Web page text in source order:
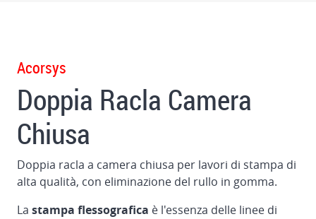
nelle
stampanti
Sistema
automatico
di
oscuramento
e
Acorsys
Doppia Racla Camera
Chiusa
Doppia racla a camera chiusa per lavori di stampa di
alta qualità, con eliminazione del rullo in gomma.
La stampa flessografica è l'essenza delle linee di